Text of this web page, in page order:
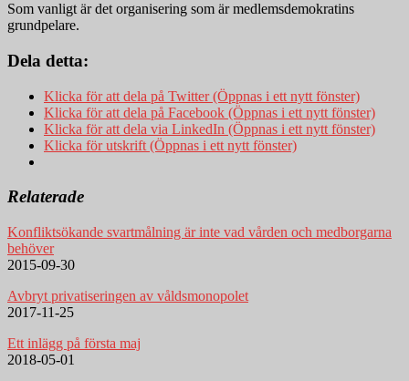
Som vanligt är det organisering som är medlemsdemokratins
grundpelare.
Dela detta:
Klicka för att dela på Twitter (Öppnas i ett nytt fönster)
Klicka för att dela på Facebook (Öppnas i ett nytt fönster)
Klicka för att dela via LinkedIn (Öppnas i ett nytt fönster)
Klicka för utskrift (Öppnas i ett nytt fönster)
Relaterade
Konfliktsökande svartmålning är inte vad vården och medborgarna
behöver
2015-09-30
Avbryt privatiseringen av våldsmonopolet
2017-11-25
Ett inlägg på första maj
2018-05-01